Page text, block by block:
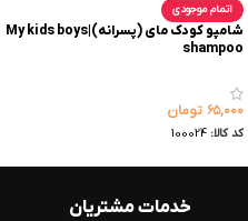
اتمام موجودی
شامپو کودک مای (پسرانه)|My kids boys
shampoo
۶۵,۰۰۰ تومان
کد کالا: 100024
خدمات مشتریان